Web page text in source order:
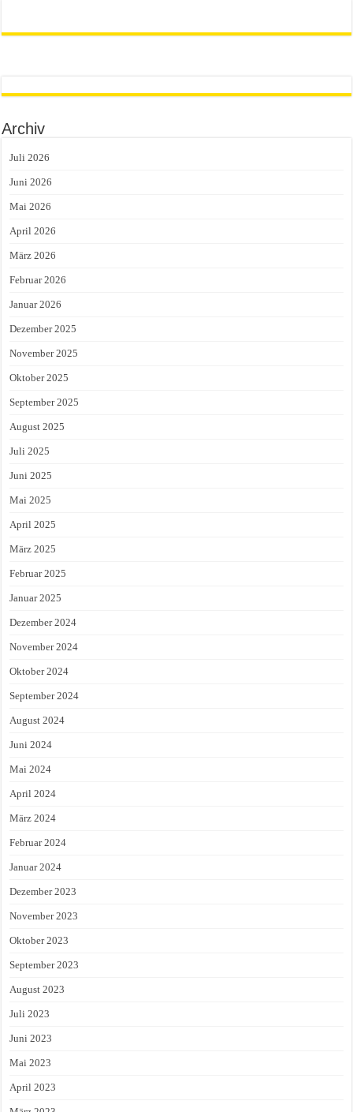
Archiv
Juli 2026
Juni 2026
Mai 2026
April 2026
März 2026
Februar 2026
Januar 2026
Dezember 2025
November 2025
Oktober 2025
September 2025
August 2025
Juli 2025
Juni 2025
Mai 2025
April 2025
März 2025
Februar 2025
Januar 2025
Dezember 2024
November 2024
Oktober 2024
September 2024
August 2024
Juni 2024
Mai 2024
April 2024
März 2024
Februar 2024
Januar 2024
Dezember 2023
November 2023
Oktober 2023
September 2023
August 2023
Juli 2023
Juni 2023
Mai 2023
April 2023